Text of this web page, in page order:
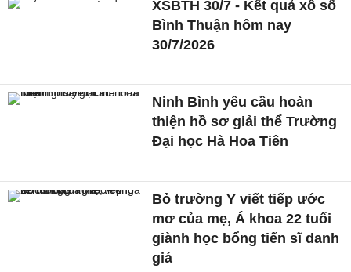
XSBTH 30/7 - Kết quả xổ số
Bình Thuận hôm nay
30/7/2026
Ninh Bình yêu cầu hoàn
thiện hồ sơ giải thể Trường
Đại học Hà Hoa Tiên
Bỏ trường Y viết tiếp ước
mơ của mẹ, Á khoa 22 tuổi
giành học bổng tiến sĩ danh
giá